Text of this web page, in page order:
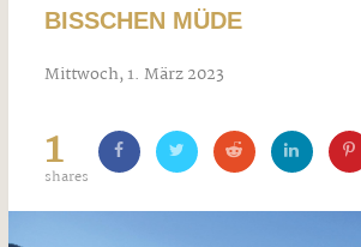
BISSCHEN MÜDE
Mittwoch, 1. März 2023
1
shares